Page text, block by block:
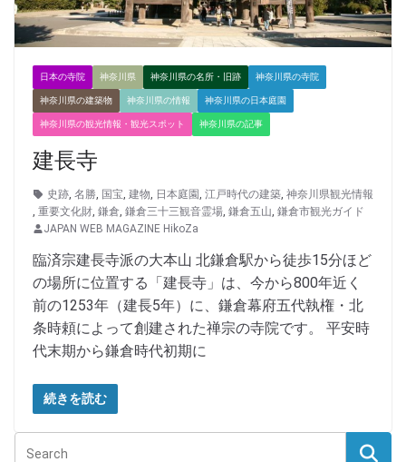
日本の寺院 神奈川県 神奈川県の名所・旧跡 神奈川県の寺院
神奈川県の建築物 神奈川県の情報 神奈川県の日本庭園
神奈川県の観光情報・観光スポット 神奈川県の記事
建長寺
史跡 名勝 国宝 建物 日本庭園 江戸時代の建築 神奈川県観光情報
重要文化財 鎌倉 鎌倉三十三観音霊場 鎌倉五山 鎌倉市観光ガイド
JAPAN WEB MAGAZINE HikoZa
臨済宗建長寺派の大本山 北鎌倉駅から徒歩15分ほど
の場所に位置する「建長寺」は、今から800年近く
前の1253年（建長5年）に、鎌倉幕府五代執権・北
条時頼によって創建された禅宗の寺院です。 平安時
代末期から鎌倉時代初期に
続きを読む